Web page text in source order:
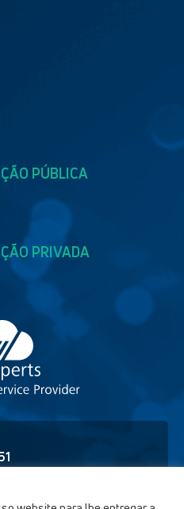
PÚBLICA
PRIVADA
- 80.6230-150